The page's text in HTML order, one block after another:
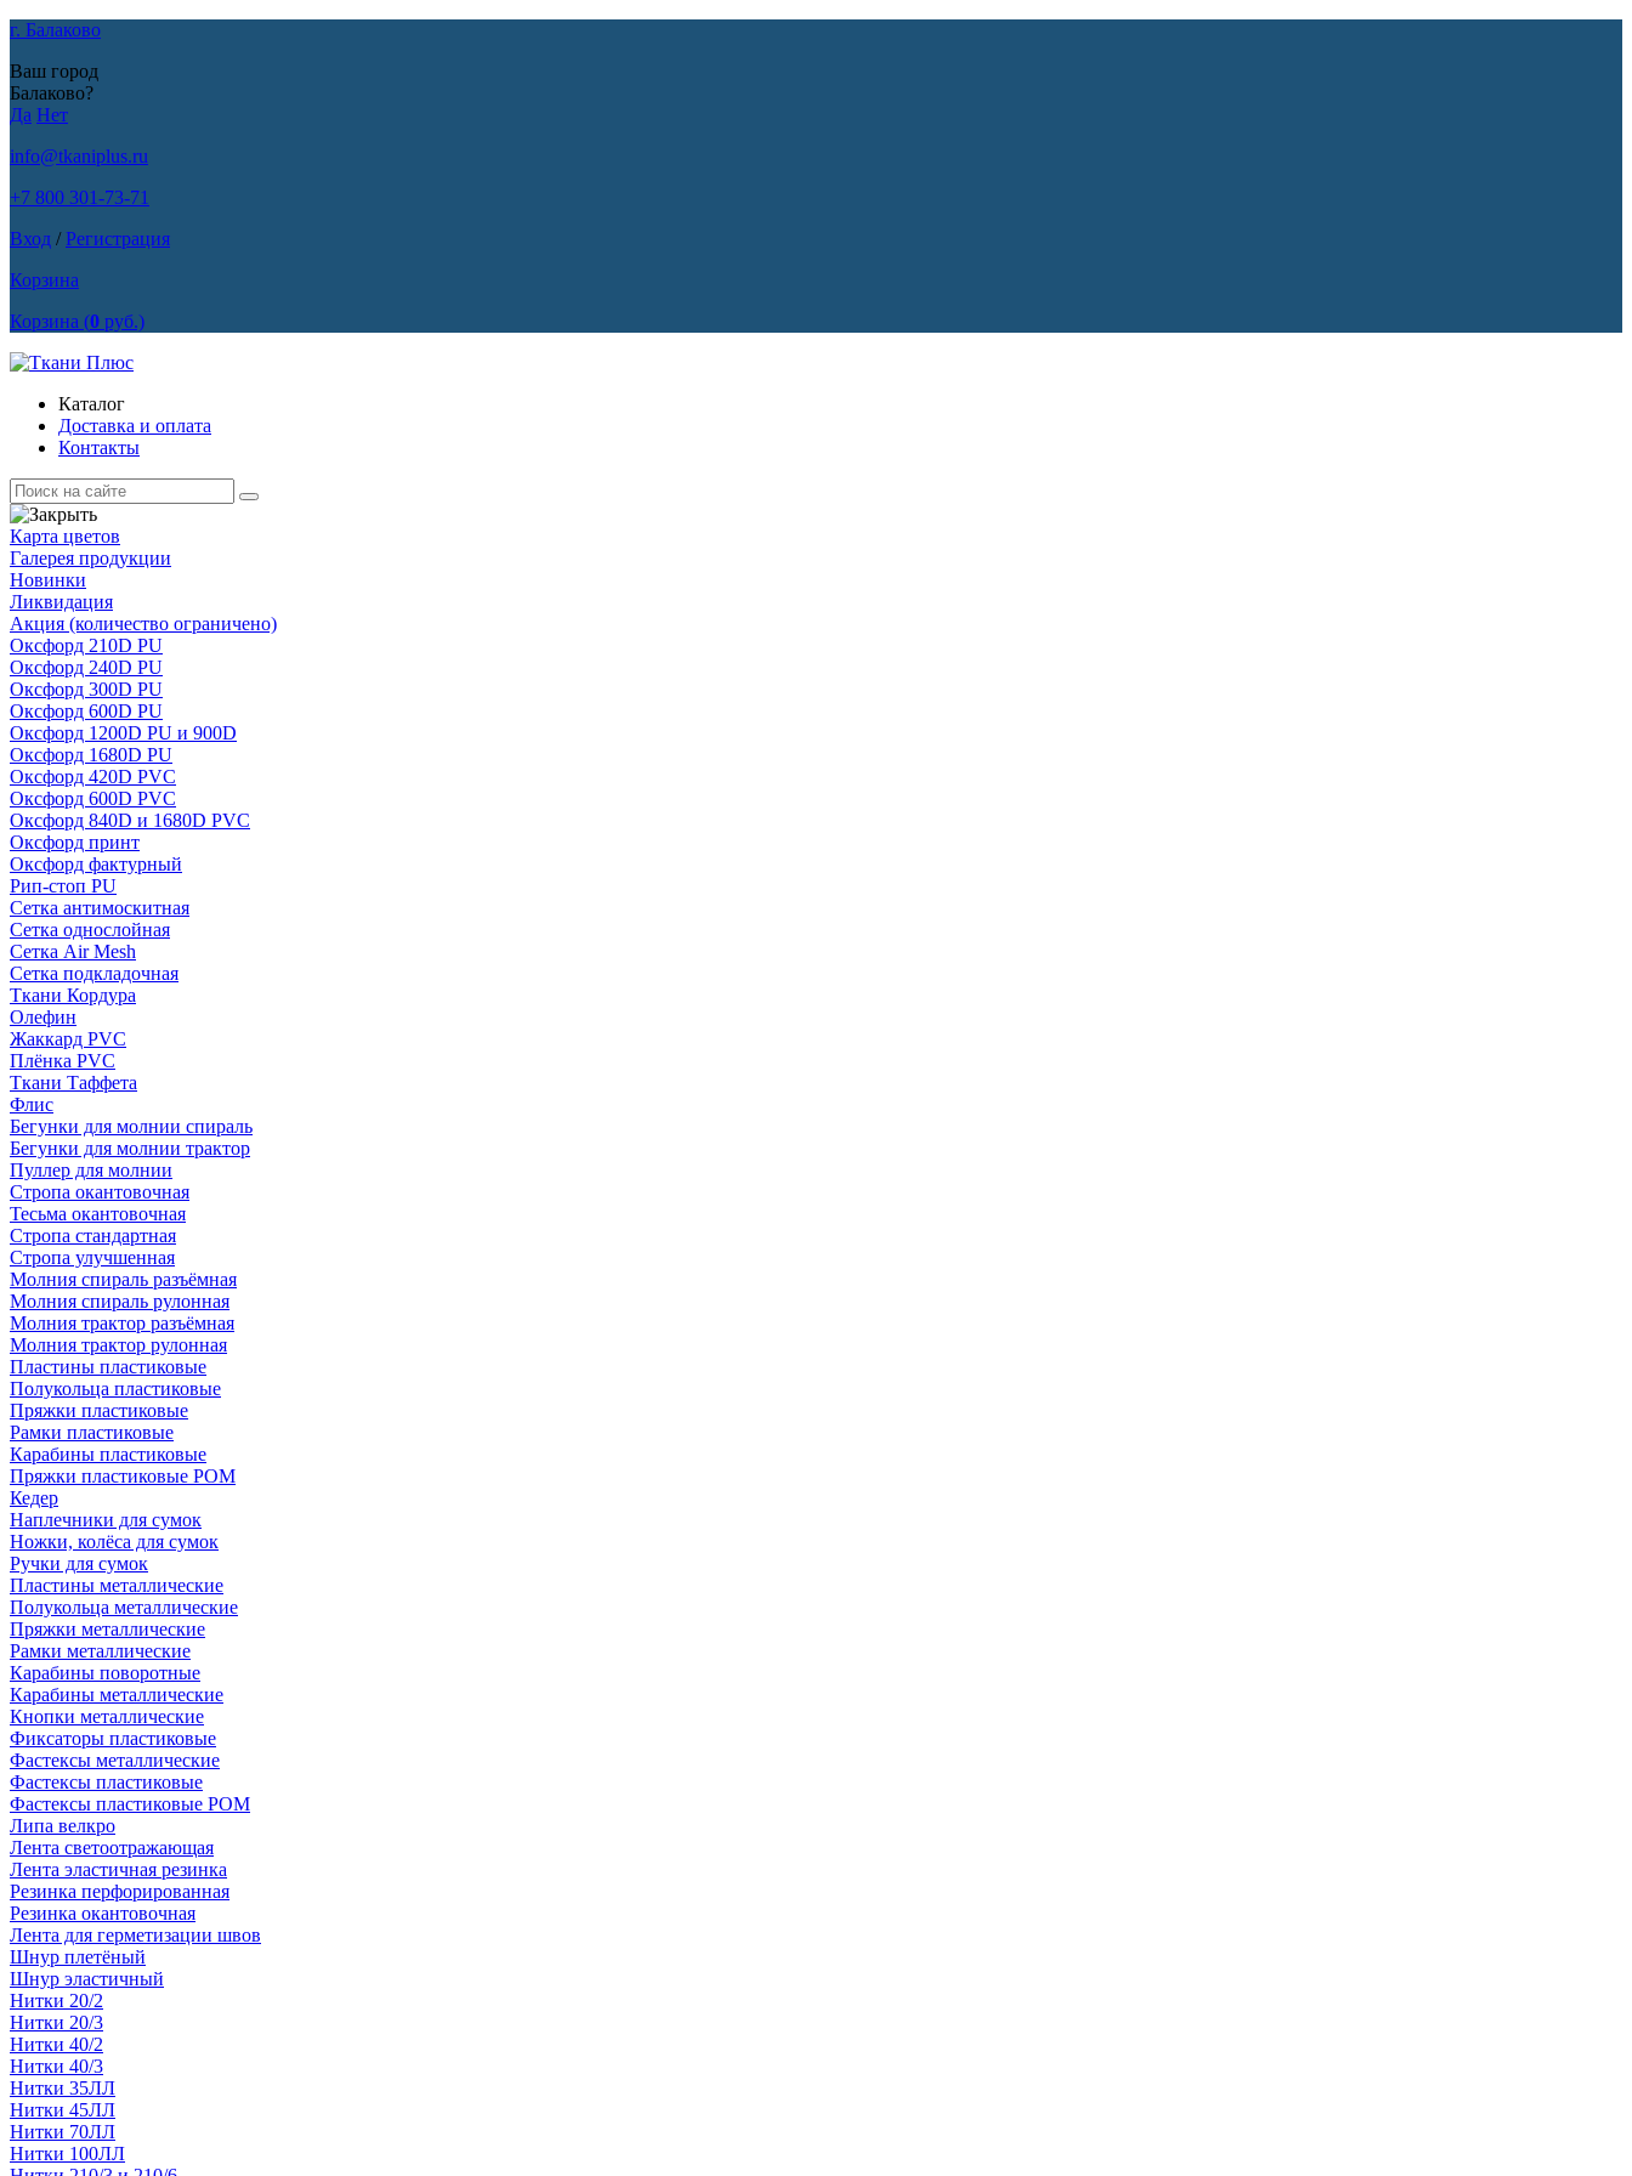
г. Балаково
Ваш город
Балаково?
Да Нет
info@tkaniplus.ru
+7 800 301-73-71
Вход /Регистрация
Корзина
Корзина (0 руб.)
Каталог
Доставка и оплата
Контакты
Карта цветов
Галерея продукции
Новинки
Ликвидация
Акция (количество ограничено)
Оксфорд 210D PU
Оксфорд 240D PU
Оксфорд 300D PU
Оксфорд 600D PU
Оксфорд 1200D PU и 900D
Оксфорд 1680D PU
Оксфорд 420D PVC
Оксфорд 600D PVC
Оксфорд 840D и 1680D PVC
Оксфорд принт
Оксфорд фактурный
Рип-стоп PU
Сетка антимоскитная
Сетка однослойная
Сетка Air Mesh
Сетка подкладочная
Ткани Кордура
Олефин
Жаккард PVC
Плёнка PVC
Ткани Таффета
Флис
Бегунки для молнии спираль
Бегунки для молнии трактор
Пуллер для молнии
Стропа окантовочная
Тесьма окантовочная
Стропа стандартная
Стропа улучшенная
Молния спираль разъёмная
Молния спираль рулонная
Молния трактор разъёмная
Молния трактор рулонная
Пластины пластиковые
Полукольца пластиковые
Пряжки пластиковые
Рамки пластиковые
Карабины пластиковые
Пряжки пластиковые РОМ
Кедер
Наплечники для сумок
Ножки, колёса для сумок
Ручки для сумок
Пластины металлические
Полукольца металлические
Пряжки металлические
Рамки металлические
Карабины поворотные
Карабины металлические
Кнопки металлические
Фиксаторы пластиковые
Фастексы металлические
Фастексы пластиковые
Фастексы пластиковые POM
Липа велкро
Лента светоотражающая
Лента эластичная резинка
Резинка перфорированная
Резинка окантовочная
Лента для герметизации швов
Шнур плетёный
Шнур эластичный
Нитки 20/2
Нитки 20/3
Нитки 40/2
Нитки 40/3
Нитки 35ЛЛ
Нитки 45ЛЛ
Нитки 70ЛЛ
Нитки 100ЛЛ